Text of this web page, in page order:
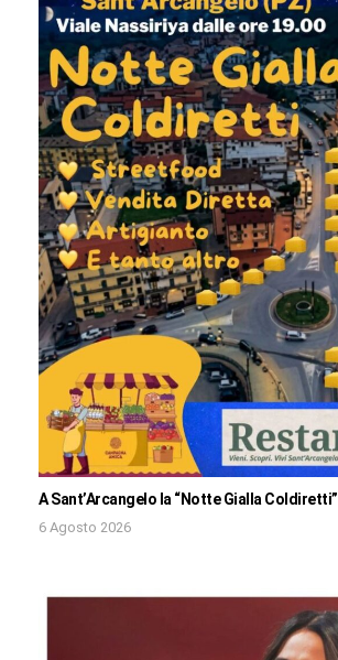
A Sant’Arcangelo la “Notte Gialla Coldiretti”
6 Agosto 2026